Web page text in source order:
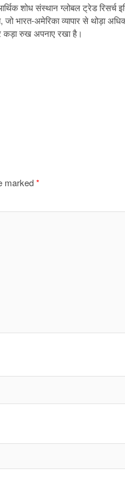
शोध संस्थान ग्लोबल ट्रेड
अमेरिका व्यापार से थोड़ा अधिक
कड़ा रुख अपनाए रखा है।
marked*